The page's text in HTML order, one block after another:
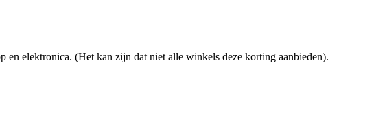
en elektronica. (Het kan zijn dat niet alle winkels deze korting aanbieden).